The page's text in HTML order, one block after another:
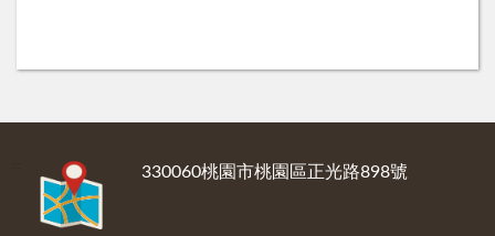
330060桃園市桃園區正光路898號